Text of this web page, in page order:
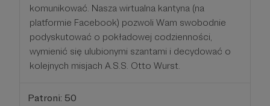
komunikować. Nasza wirtualna kantyna (na
platformie Facebook) pozwoli Wam swobodnie
podyskutować o pokładowej codzienności,
wymienić się ulubionymi szantami i decydować o
kolejnych misjach A.S.S. Otto Wurst.
Patroni: 50